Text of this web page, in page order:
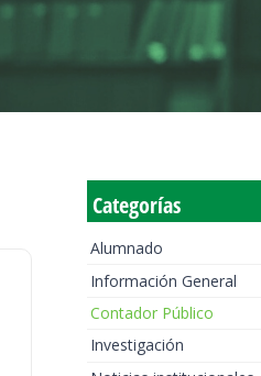
Categorías
Alumnado
Información General
Contador Público
Investigación